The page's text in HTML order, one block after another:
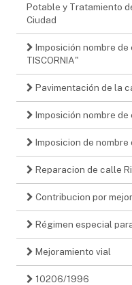
Potable y Tratamiento
Ciudad
Imposición nombre de
TISCORNIA"
Pavimentación de la
Imposición nombre de
Imposicion de
Reparacion de calle
Contribucion por
Régimen especial
Mejoramiento vial
10206/1996